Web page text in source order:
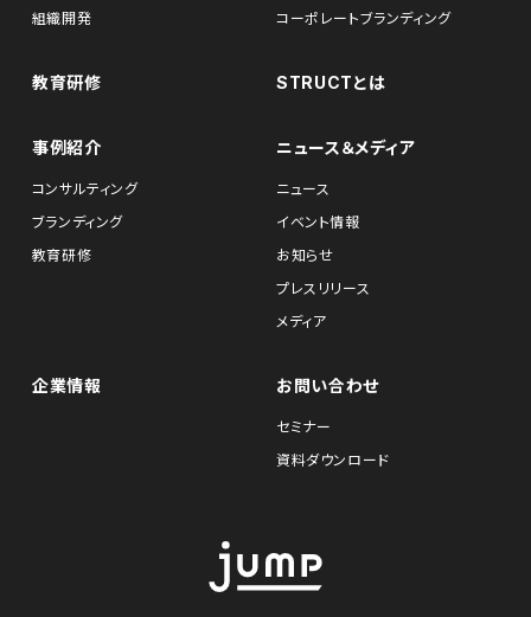
組織開発
コーポレートブランディング
教育研修 STRUCTとは
事例紹介
コンサルティング
ブランディング
教育研修
ニュース＆メディア
ニュース
イベント情報
お知らせ
プレスリリース
メディア
企業情報 お問い合わせ
セミナー
資料ダウンロード